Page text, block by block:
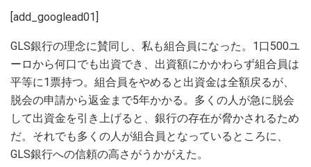
[add_googlead01]
GLS銀行の理念に賛同し、私も組合員になった。1口500ユ
ーロから何口でも出資でき、出資額にかかわらず組合員は
平等に1票持つ。組合員をやめると出資金は全額戻るが、
脱会の申請から返金まで5年かかる。多くの人が急に脱会
して出資金を引き上げると、銀行の存在が脅かされるため
だ。それでも多くの人が組合員となっているところに、
GLS銀行への信頼の高さがうかがえた。